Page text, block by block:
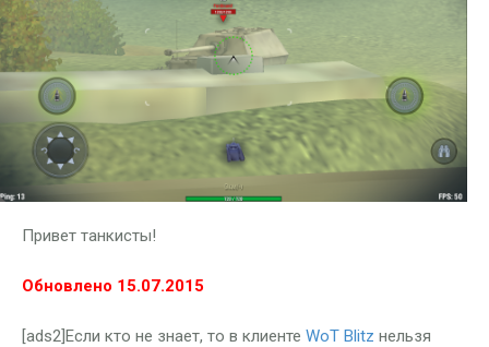
Привет танкисты!
Обновлено 15.07.2015
[ads2]Если кто не знает, то в клиенте WoT Blitz нельзя